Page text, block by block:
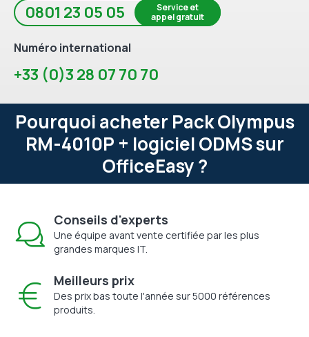
0801 23 05 05
Service et
appel gratuit
Numéro international
+33 (0)3 28 07 70 70
Pourquoi acheter Pack Olympus
RM-4010P + logiciel ODMS sur
OfficeEasy ?
Conseils d'experts
Une équipe avant vente certifiée par les plus
grandes marques IT.
Meilleurs prix
Des prix bas toute l'année sur 5000 références
produits.